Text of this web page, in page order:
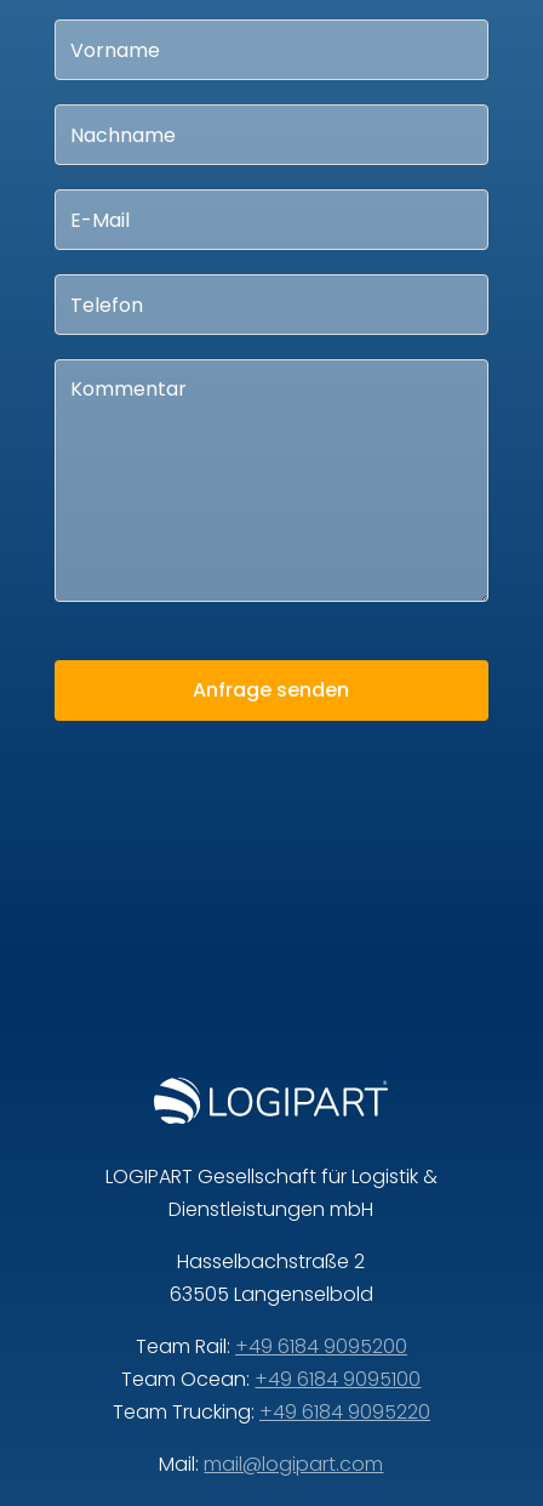
LOGIPART Gesellschaft für Logistik &
Dienstleistungen mbH
Hasselbachstraße 2
63505 Langenselbold
Team Rail: +49 6184 9095200
Team Ocean: +49 6184 9095100
Team Trucking: +49 6184 9095220
Mail: mail@logipart.com